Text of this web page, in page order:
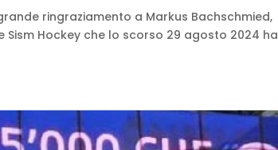
ringraziamento a Markus Bachschmied,
Sism Hockey che lo scorso 29 agosto 2024